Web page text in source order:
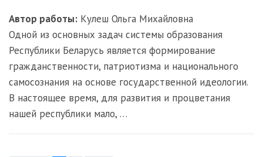
Автор работы: Кулеш Ольга Михайловна
Одной из основных задач системы образования
Республики Беларусь является формирование
гражданственности, патриотизма и национального
самосознания на основе государственной идеологии.
В настоящее время, для развития и процветания
нашей республики мало, …